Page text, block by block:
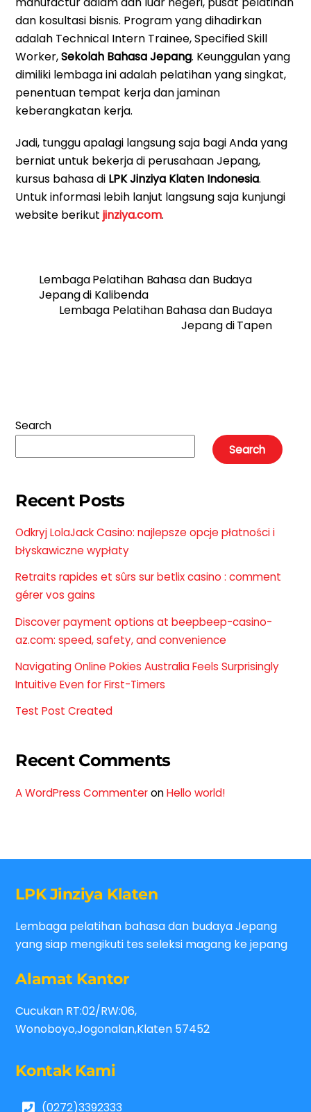
dan kosultasi bisnis. Program yang dihadirkan
adalah Technical Intern Trainee, Specified Skill
Worker,Sekolah Bahasa Jepang. Keunggulan yang
dimiliki lembaga ini adalah pelatihan yang singkat,
penentuan tempat kerja dan jaminan
keberangkatan kerja.
Jadi, tunggu apalagi langsung saja bagi Anda yang
berniat untuk bekerja di perusahaan Jepang,
kursus bahasa di LPK Jinziya Klaten Indonesia.
Untuk informasi lebih lanjut langsung saja kunjungi
website berikutjinziya.com.
Lembaga Pelatihan Bahasa dan Budaya
Jepang di Kalibenda
Lembaga Pelatihan Bahasa dan Budaya
Jepang di Tapen
Search
Search
Recent Posts
Odkryj LolaJack Casino: najlepsze opcje płatności i
błyskawiczne wypłaty
Retraits rapides et sûrs sur betlix casino : comment
gérer vos gains
Discover payment options at beepbeep-casino-
az.com: speed, safety, and convenience
Navigating Online Pokies Australia Feels Surprisingly
Intuitive Even for First-Timers
Test Post Created
Recent Comments
A WordPress CommenteronHello world!
LPK Jinziya Klaten
Lembaga pelatihan bahasa dan budaya Jepang
yang siap mengikuti tes seleksi magang ke jepang
Alamat Kantor
Cucukan RT:02/RW:06,
Wonoboyo,Jogonalan,Klaten 57452
Kontak Kami
(0272)3392333